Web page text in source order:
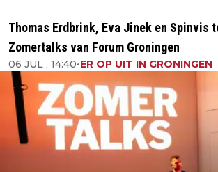
Thomas Erdbrink, Eva Jinek en Spinvis
Zomertalks van Forum Groningen
06 JUL , 14:40•ER OP UIT IN GRONINGEN